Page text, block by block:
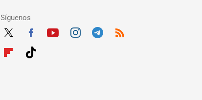
Síguenos
Twit
Fac